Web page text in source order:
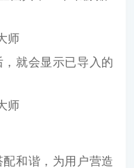
就会显示已导入的
和谐，为用户营造